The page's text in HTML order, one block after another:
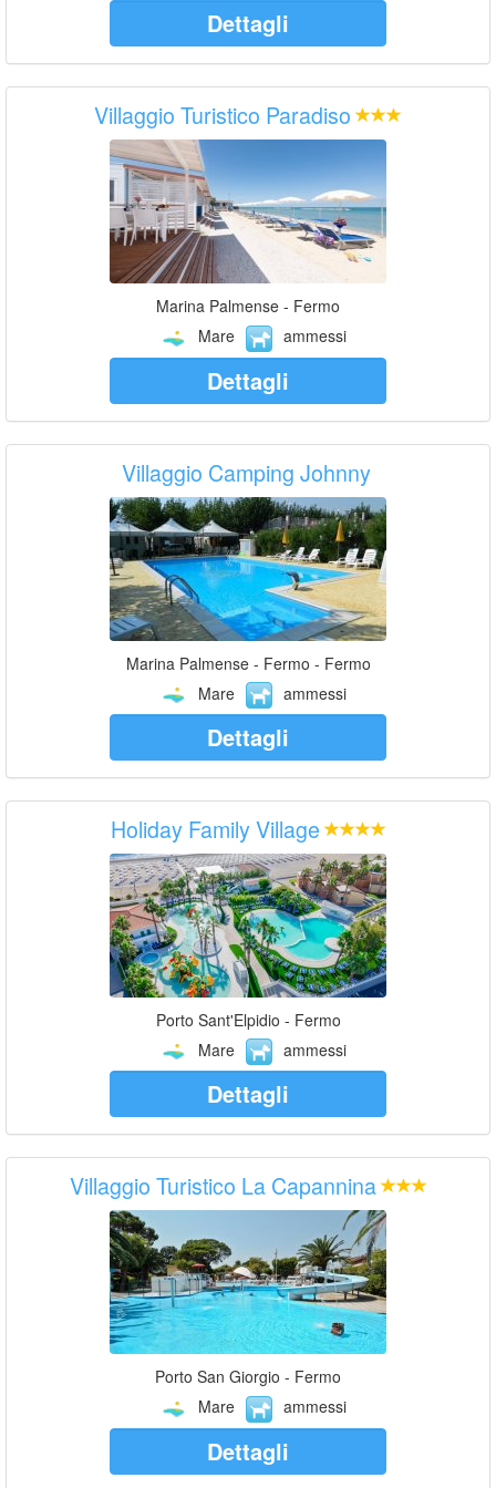
Dettagli
Villaggio Turistico Paradiso
Marina Palmense - Fermo
Mare
ammessi
Dettagli
Villaggio Camping Johnny
Marina Palmense - Fermo - Fermo
Mare
ammessi
Dettagli
Holiday Family Village
Porto Sant'Elpidio - Fermo
Mare
ammessi
Dettagli
Villaggio Turistico La Capannina
Porto San Giorgio - Fermo
Mare
ammessi
Dettagli